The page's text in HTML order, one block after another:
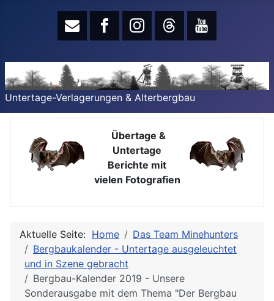
Untertage-Verlagerungen & Alterbergbau
Übertage &
Untertage
Berichte mit
vielen Fotografien
Aktuelle Seite: Home
Das Team Minehunters
Bergbaukalender - Untertage ausgeleuchtet
und in Szene gebracht
Bergbau-Kalender 2019 - Unsere
Sonderausgabe mit dem Thema "Der Bergbau